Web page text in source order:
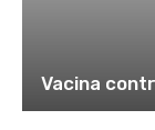
Vacina